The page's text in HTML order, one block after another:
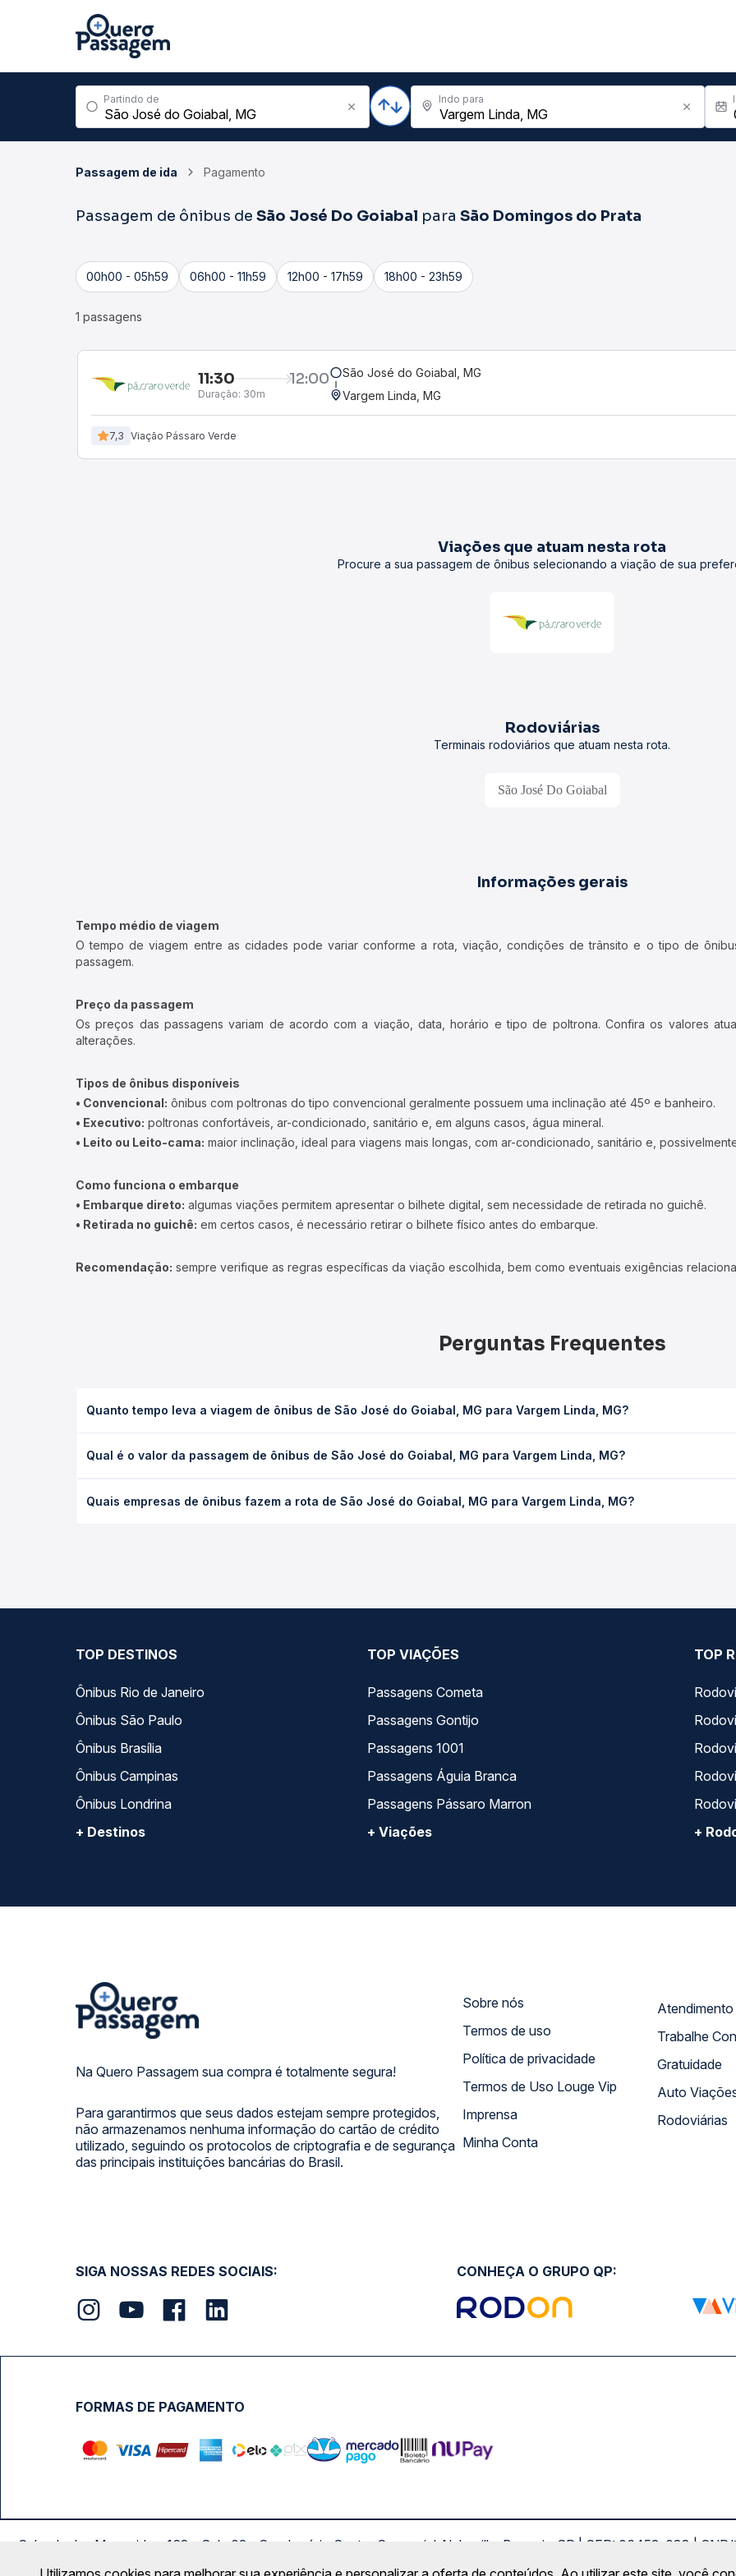
Partindo de Indo para
Passagem de ida Pagamento
Passagem de ônibus de São José Do Goiabal para São Domingos do Prata
00h00 - 05h59 06h00 - 11h59 12h00 - 17h59 18h00 - 23h59
1 passagens
11:30 12:00
Duração: 30m
São José do Goiabal, MG
Vargem Linda, MG
7,3 Viação Pássaro Verde
Viações que atuam nesta rota
Procure a sua passagem de ônibus selecionando a viação de sua
Rodoviárias
Terminais rodoviários que atuam nesta rota.
São José Do Goiabal
Informações gerais
Tempo médio de viagem
O tempo de viagem entre as cidades pode variar conforme a rota, viação, condições de trânsito e o tipo de
passagem.
Preço da passagem
Os preços das passagens variam de acordo com a viação, data, horário e tipo de poltrona. Confira os valores
alterações.
Tipos de ônibus disponíveis
• Convencional: ônibus com poltronas do tipo convencional geralmente possuem uma inclinação até 45º e banheiro.
• Executivo: poltronas confortáveis, ar-condicionado, sanitário e, em alguns casos, água mineral.
• Leito ou Leito-cama: maior inclinação, ideal para viagens mais longas, com ar-condicionado, sanitário e,
Como funciona o embarque
• Embarque direto: algumas viações permitem apresentar o bilhete digital, sem necessidade de retirada no guichê.
• Retirada no guichê: em certos casos, é necessário retirar o bilhete físico antes do embarque.
Recomendação: sempre verifique as regras específicas da viação escolhida, bem como eventuais exigências
Perguntas Frequentes
Quanto tempo leva a viagem de ônibus de São José do Goiabal, MG para Vargem Linda, MG?
executivo ou leito) e as condições de tráfego. Na Quero Passagem você consulta os horários disponíveis e vê a
Qual é o valor da passagem de ônibus de São José do Goiabal, MG para Vargem Linda, MG?
poltrona e a antecedência da compra. Na Quero Passagem você compara os preços de todas as viações em tempo
Quais empresas de ônibus fazem a rota de São José do Goiabal, MG para Vargem Linda, MG?
TOP DESTINOS
Ônibus Rio de Janeiro
Ônibus São Paulo
Ônibus Brasília
Ônibus Campinas
Ônibus Londrina
+ Destinos
TOP VIAÇÕES
Passagens Cometa
Passagens Gontijo
Passagens 1001
Passagens Águia Branca
Passagens Pássaro Marron
+ Viações
TOP
+
Na Quero Passagem sua compra é totalmente segura!
Para garantirmos que seus dados estejam sempre protegidos,
não armazenamos nenhuma informação do cartão de crédito
utilizado, seguindo os protocolos de criptografia e de segurança
das principais instituições bancárias do Brasil.
Sobre nós
Termos de uso
Política de privacidade
Termos de Uso Louge Vip
Imprensa
Minha Conta
Trabalhe
Gratuidade
Auto
Rodoviárias
SIGA NOSSAS REDES SOCIAIS: CONHEÇA O GRUPO QP:
FORMAS DE PAGAMENTO
Calçada das Margaridas, 163 - Sala 02 - Condomínio Centro Comercial Alphaville, Barueri - SP | CEP: 06453-038 |
Copyright 2026 © QueroPassagem.com.br